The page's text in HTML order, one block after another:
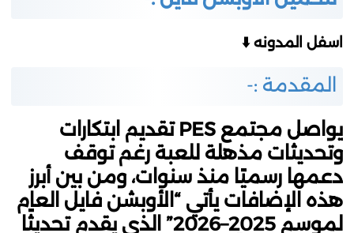
اسفل المدونه ⬇️
المقدمة :-
يواصل مجتمع PES تقديم ابتكارات
وتحديثات مذهلة للعبة رغم توقف
دعمها رسميًا منذ سنوات، ومن بين أبرز
هذه الإضافات يأتي “الأوبشن فايل العام
لموسم 2025–2026” الذي يقدم تحديثًا